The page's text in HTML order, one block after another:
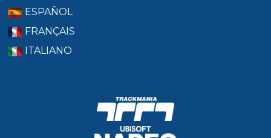
ESPAÑOL
FRANÇAIS
ITALIANO